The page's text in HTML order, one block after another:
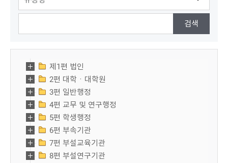
제1편 법인
2편 대학ㆍ대학원
3편 일반행정
4편 교무 및 연구행정
5편 학생행정
6편 부속기관
7편 부설교육기관
8편 부설연구기관